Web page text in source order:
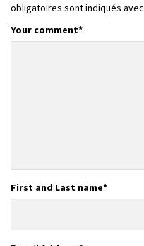
obligatoires sont indiqués avec
Your comment*
First and Last name*